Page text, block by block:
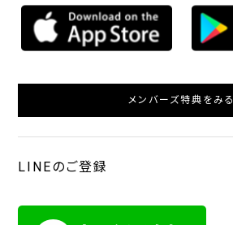
メンバーズ特典をみる
LINEのご登録